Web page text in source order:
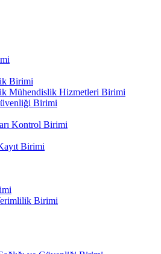
Birimi
Mühendislik Hizmetleri Birimi
Birimi
Kontrol Birimi
Birimi
Birimi